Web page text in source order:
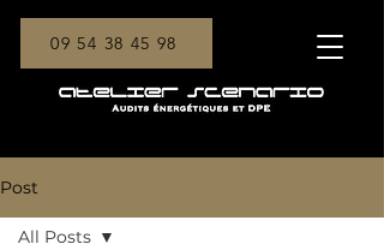
09 54 38 45 98
Post
All Posts